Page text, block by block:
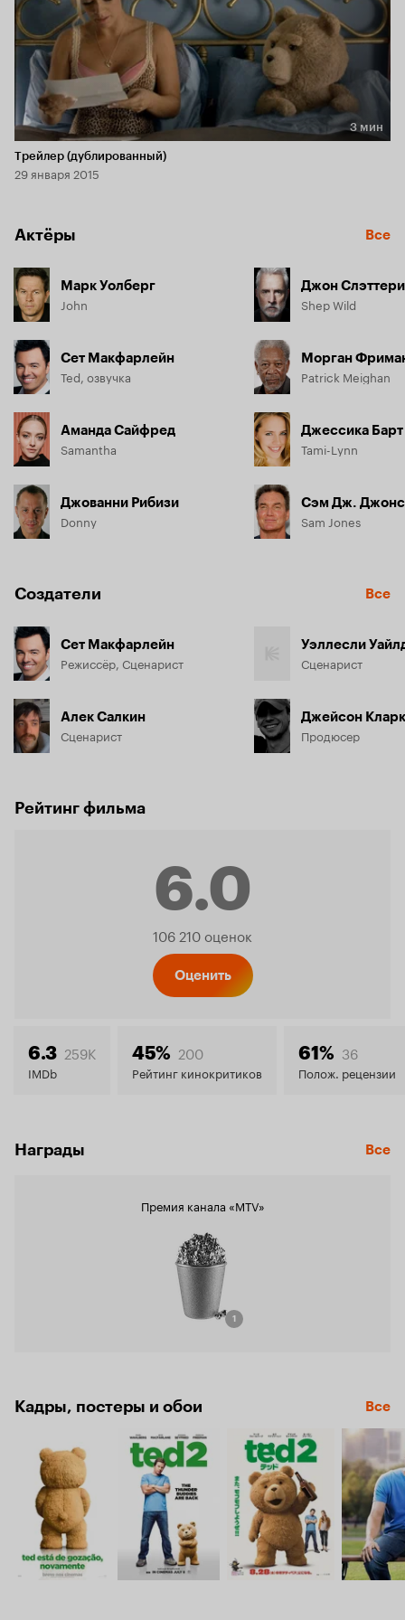
Длительность 3 мин
3 мин
Трейлер (дублированный)
29 января 2015
Актёры Все
Марк Уолберг
John
Сет Макфарлейн
Ted, озвучка
Аманда Сайфред
Samantha
Джованни Рибизи
Donny
Джон Слэттери
Shep Wild
Морган
Patrick Meighan
Джессика Барт
Tami-Lynn
Сэм Дж. Джонс
Sam Jones
Создатели Все
Сет Макфарлейн
Режиссёр, Сценарист
Алек Салкин
Сценарист
Уэллесли
Сценарист
Джейсон Кларк
Продюсер
Рейтинг фильма
6.0
Рейтинг
6.0
106 210 оценок
Оценить
6.3 259K
IMDb
45% 200
Рейтинг кинокритиков
61% 36
Полож. рецензии
Награды Все
Премия канала «MTV»
1
Кадры, постеры и обои Все